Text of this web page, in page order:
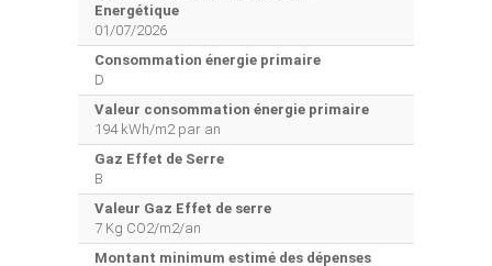
Energétique
01/07/2026
Consommation énergie primaire
D
Valeur consommation énergie primaire
194 kWh/m2 par an
Gaz Effet de Serre
B
Valeur Gaz Effet de serre
7 Kg CO2/m2/an
Montant minimum estimé des dépenses